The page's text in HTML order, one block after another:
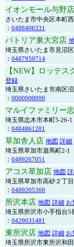
イオンモール与野店
さいたま市中央区本町
： 0488406331
パトリア東大宮店
埼玉県さいたま市見沼
： 0487959714
【NEW】ロッテス
登録
埼玉県さいたま市南区
： 0000000000
マルイファミリー
埼玉県志木市本町5-
： 0484861201
草加舎人店 地図 詳細
埼玉県草加市遊馬町2-1
： 0489267051
アコス草加店 地図
埼玉県草加市高砂２丁
： 0489205360
所沢本店 地図 詳細 お
埼玉県所沢市小手指台5
： 0429031481
東所沢店 地図 詳細 お
埼玉県所沢市東所沢和